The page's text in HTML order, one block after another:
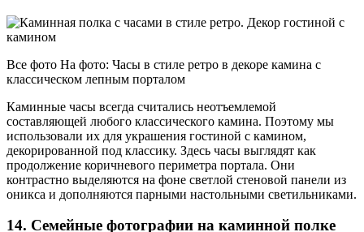
Все фото На фото: Часы в стиле ретро в декоре камина с
классическом лепным порталом
Каминные часы всегда считались неотъемлемой
составляющей любого классического камина. Поэтому мы
использовали их для украшения гостиной с камином,
декорированной под классику. Здесь часы выглядят как
продолжение коричневого периметра портала. Они
контрастно выделяются на фоне светлой стеновой панели из
оникса и дополняются парными настольными светильниками.
14. Семейные фотографии на каминной полке